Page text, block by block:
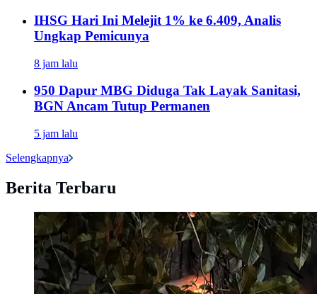
IHSG Hari Ini Melejit 1% ke 6.409, Analis
Ungkap Pemicunya
8 jam lalu
950 Dapur MBG Diduga Tak Layak Sanitasi,
BGN Ancam Tutup Permanen
5 jam lalu
Selengkapnya
Berita Terbaru